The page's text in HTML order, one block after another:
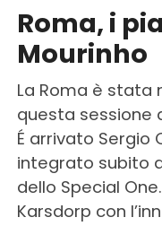
Roma, i
Mourinho
La Roma è stata
questa sessione
É arrivato Sergio
integrato subito
dello Special
Karsdorp con